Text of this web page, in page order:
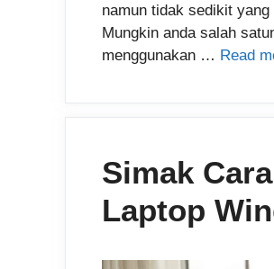
namun tidak sedikit
Mungkin anda salah
menggunakan … Read
Simak
Laptop